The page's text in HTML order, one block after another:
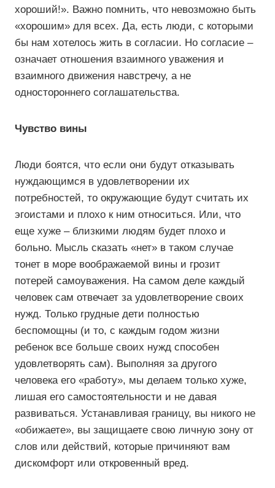
хороший!». Важно помнить, что невозможно быть
«хорошим» для всех. Да, есть люди, с которыми
бы нам хотелось жить в согласии. Но согласие –
означает отношения взаимного уважения и
взаимного движения навстречу, а не
одностороннего соглашательства.
Чувство вины
Люди боятся, что если они будут отказывать
нуждающимся в удовлетворении их
потребностей, то окружающие будут считать их
эгоистами и плохо к ним относиться. Или, что
еще хуже – близкими людям будет плохо и
больно. Мысль сказать «нет» в таком случае
тонет в море воображаемой вины и грозит
потерей самоуважения. На самом деле каждый
человек сам отвечает за удовлетворение своих
нужд. Только грудные дети полностью
беспомощны (и то, с каждым годом жизни
ребенок все больше своих нужд способен
удовлетворять сам). Выполняя за другого
человека его «работу», мы делаем только хуже,
лишая его самостоятельности и не давая
развиваться. Устанавливая границу, вы никого не
«обижаете», вы защищаете свою личную зону от
слов или действий, которые причиняют вам
дискомфорт или откровенный вред.